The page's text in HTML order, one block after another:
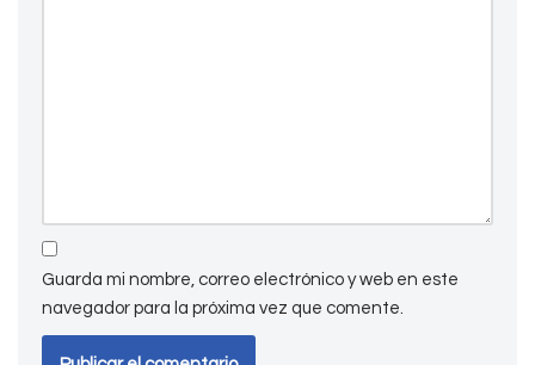
Guarda mi nombre, correo electrónico y web en este
navegador para la próxima vez que comente.